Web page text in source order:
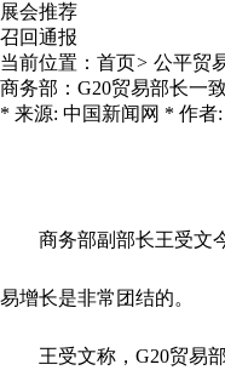
展会推荐
召回通报
当前位置： 首页> 公平贸
商务部：G20贸易部长一
* 来源: 中国新闻网 * 作者:
商务部副部长王受文今
易增长是非常团结的。
王受文称，G20贸易部